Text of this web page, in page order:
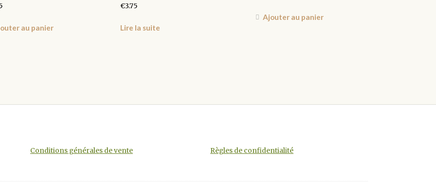
au panier
€3.75
Lire la suite
Ajouter au panier
Conditions générales de vente Règles de confidentialité